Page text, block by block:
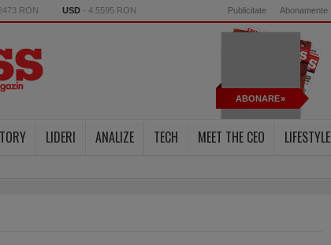
RON USD - 4.5595 RON Publicitate Abonamente
ABONARE
LIDERI ANALIZE TECH MEET THE CEO LIFESTYLE